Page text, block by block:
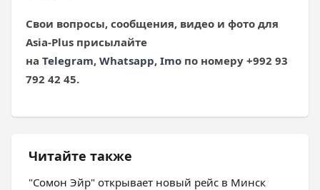
Свои вопросы, сообщения, видео и фото для
Asia-Plus присылайте
на Telegram, Whatsapp, Imo по номеру +992 93
792 42 45.
Читайте также
"Сомон Эйр" открывает новый рейс в Минск